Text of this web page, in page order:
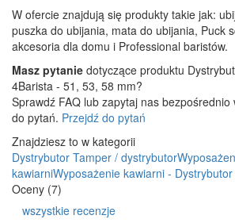
W ofercie znajdują się produkty takie jak:
puszka do ubijania, mata do ubijania, Puck
akcesoria dla domu i Professional baristów.
Masz pytanie dotyczące produktu
4Barista - 51, 53, 58 mm?
Sprawdź FAQ lub zapytaj nas bezpośrednio
do pytań. Przejdź do pytań
Znajdziesz to w kategorii
Dystrybutor Tamper / dystrybutor
kawiarniWyposażenie kawiarni - Dystrybutor
Oceny (7)
wszystkie recenzje